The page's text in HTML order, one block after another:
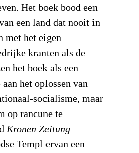
Het boek bood een
een land dat nooit in
met het eigen
kranten als de
het boek als een
het oplossen van
socialisme, maar
op rancune te
Kronen Zeitung
Templ ervan een